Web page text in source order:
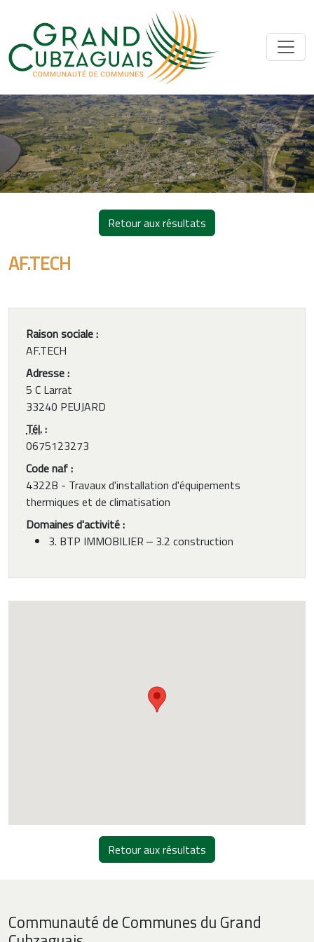
Retour aux résultats
AF.TECH
Raison sociale :
AF.TECH
Adresse :
5 C Larrat
33240 PEUJARD
Tél.:
0675123273
Code naf :
4322B - Travaux d'installation d'équipements
thermiques et de climatisation
Domaines d'activité :
3. BTP IMMOBILIER ‒ 3.2 construction
Retour aux résultats
Communauté de Communes du Grand